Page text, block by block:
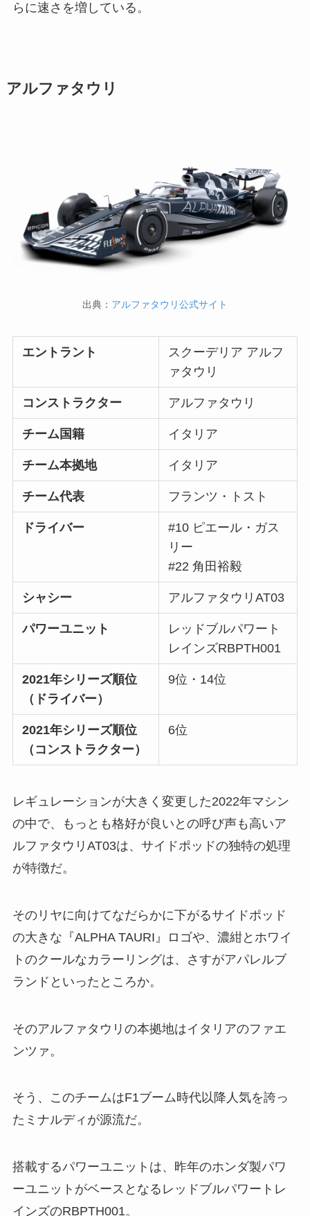
らに速さを増している。
アルファタウリ
出典： アルファタウリ公式サイト
エントラント
スクーデリア アルフ
ァタウリ
コンストラクター アルファタウリ
チーム国籍 イタリア
チーム本拠地 イタリア
チーム代表 フランツ・トスト
ドライバー
#10 ピエール・ガス
リー
#22 角田裕毅
シャシー アルファタウリAT03
パワーユニット
レッドブルパワート
レインズRBPTH001
2021年シリーズ順位
（ドライバー）
9位・14位
2021年シリーズ順位
（コンストラクター）
6位
レギュレーションが大きく変更した2022年マシン
の中で、もっとも格好が良いとの呼び声も高いア
ルファタウリAT03は、サイドポッドの独特の処理
が特徴だ。
そのリヤに向けてなだらかに下がるサイドポッド
の大きな『ALPHA TAURI』ロゴや、濃紺とホワイ
トのクールなカラーリングは、さすがアパレルブ
ランドといったところか。
そのアルファタウリの本拠地はイタリアのファエ
ンツァ。
そう、このチームはF1ブーム時代以降人気を誇っ
たミナルディが源流だ。
搭載するパワーユニットは、昨年のホンダ製パワ
ーユニットがベースとなるレッドブルパワートレ
インズのRBPTH001。